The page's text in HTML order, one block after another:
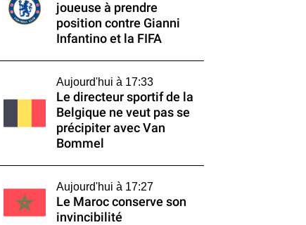
joueuse à prendre
position contre Gianni
Infantino et la FIFA
Aujourd'hui à 17:33
Le directeur sportif de la
Belgique ne veut pas se
précipiter avec Van
Bommel
Aujourd'hui à 17:27
Le Maroc conserve son
invincibilité